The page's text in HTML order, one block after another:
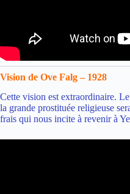
Vision de Ove Falg – 1928
Cette vision est extraordinaire.
la grande prostituée religieuse
frais qui nous incite à revenir à